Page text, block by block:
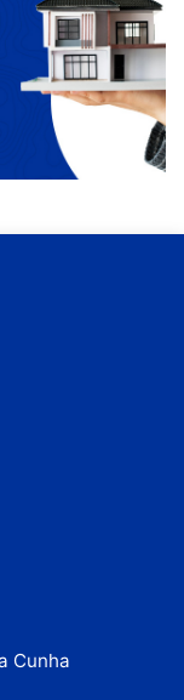
Cunha